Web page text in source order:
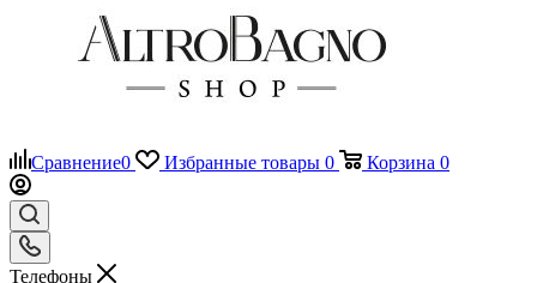
Сравнение0 Избранные товары 0 Корзина 0
Телефоны